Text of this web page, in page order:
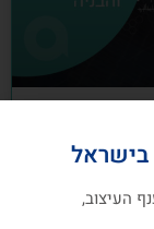
מענף
מפת דרכים
בישראל
העיצוב,